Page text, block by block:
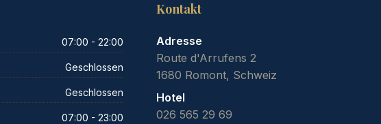
07:00 - 22:00
Geschlossen
Geschlossen
07:00 - 23:00
Kontakt
Adresse
Route d'Arrufens 2
1680 Romont, Schweiz
Hotel
026 565 29 69